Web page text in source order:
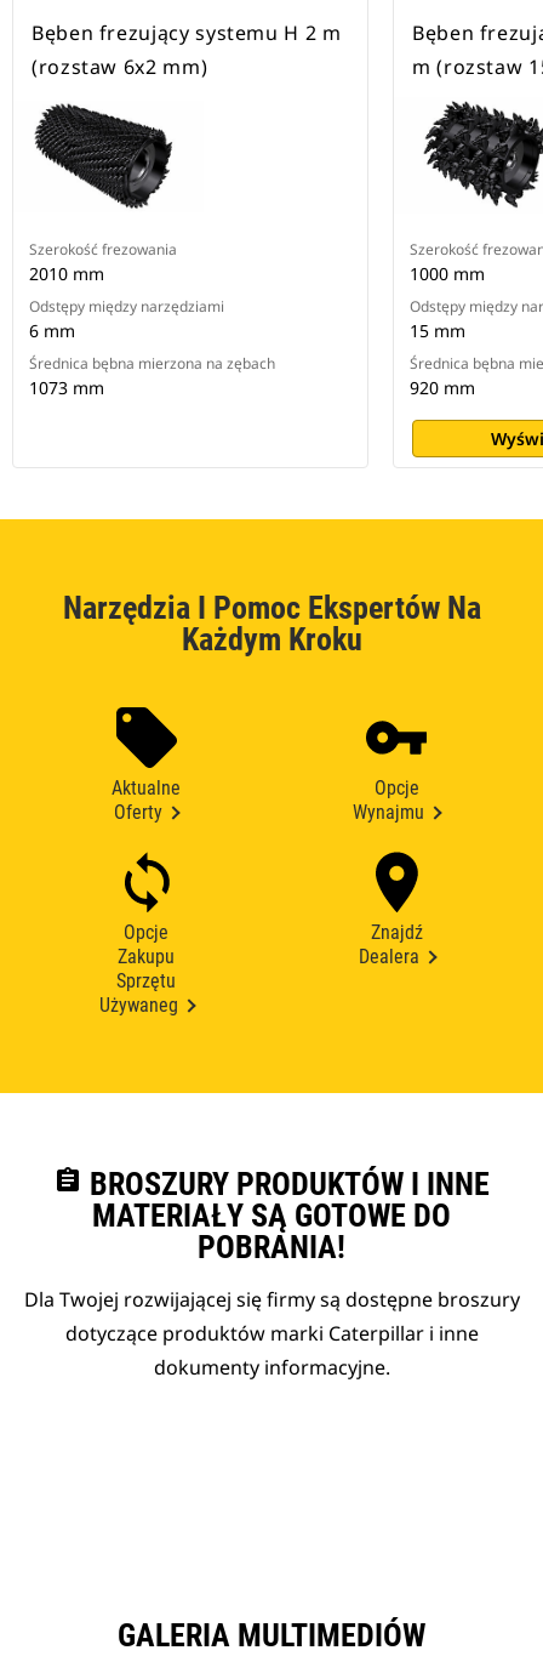
Bęben frezujący systemu H 2 m
(rozstaw 6x2 mm)
Szerokość frezowania
2010 mm
Odstępy między narzędziami
6 mm
Średnica bębna mierzona na zębach
1073 mm
Bęben
m (rozstaw
Szerokość
1000 mm
Odstępy między
15 mm
Średnica bębna
920 mm
Narzędzia I Pomoc Ekspertów Na
Każdym Kroku
Aktualne
Oferty
Opcje
Wynajmu
Opcje
Zakupu
Sprzętu
Używaneg
Znajdź
Dealera
assignment BROSZURY PRODUKTÓW I INNE
MATERIAŁY SĄ GOTOWE DO
POBRANIA!
Dla Twojej rozwijającej się firmy są dostępne broszury
dotyczące produktów marki Caterpillar i inne
dokumenty informacyjne.
GALERIA MULTIMEDIÓW